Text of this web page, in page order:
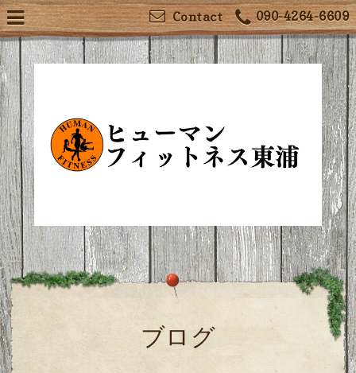
090-4264-6609
Contact
ブログ